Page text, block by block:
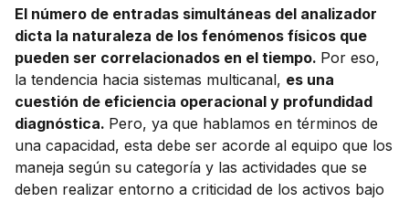
El número de entradas simultáneas del analizador
dicta la naturaleza de los fenómenos físicos que
pueden ser correlacionados en el tiempo. Por eso,
la tendencia hacia sistemas multicanal, es una
cuestión de eficiencia operacional y profundidad
diagnóstica. Pero, ya que hablamos en términos de
una capacidad, esta debe ser acorde al equipo que los
maneja según su categoría y las actividades que se
deben realizar entorno a criticidad de los activos bajo